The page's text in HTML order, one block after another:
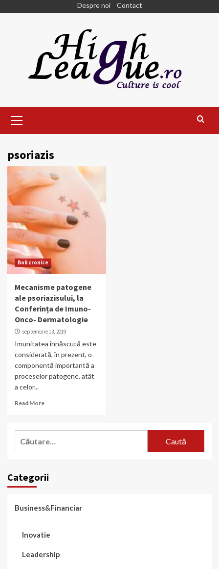
Despre noi Contact
Menu
psoriazis
Boli cronice
Mecanisme patogene
ale psoriazisului, la
Conferința de Imuno-
Onco- Dermatologie
septembrie 13, 2019
Imunitatea înnăscută este
considerată, în prezent, o
componentă importantă a
proceselor patogene, atât
a celor...
Read More
Categorii
Business&Financiar
Inovatie
Leadership